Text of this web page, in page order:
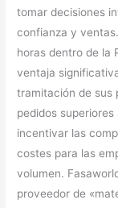
tomar decisiones
confianza y
horas dentro de la
ventaja
tramitación de sus
pedidos
incentivar las
costes para las
volumen.
proveedor de